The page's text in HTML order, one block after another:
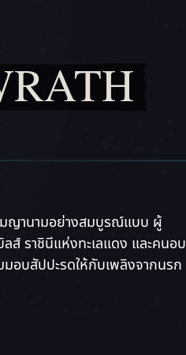
มญานามอย่างสมบูรณ์แบบ ผู้
ส์ ราชินีแห่งทะเลแดง และคนอบ
มอบสัปปะรดให้กับเพลิงจากนรก